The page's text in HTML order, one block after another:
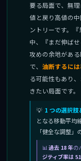
要る局面で、無
値と戻り高値の
ントリーです。
中、『まだ伸ば
攻めの余地があ
で、 油断するに
る可能性もあり
きたい局面です。
1 つの選択肢
となる移動平均
「健全な調整」
過去 18 年の
ジティブ率は